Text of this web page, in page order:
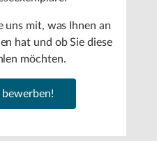
uns mit, was Ihnen an
hat und ob Sie diese
möchten.